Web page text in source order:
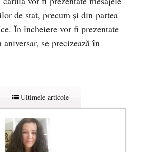
de stat, precum și din partea
În încheiere vor fi prezentate
se precizează în
Ultimele articole